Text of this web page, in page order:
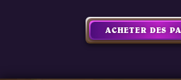
ACHETER DES